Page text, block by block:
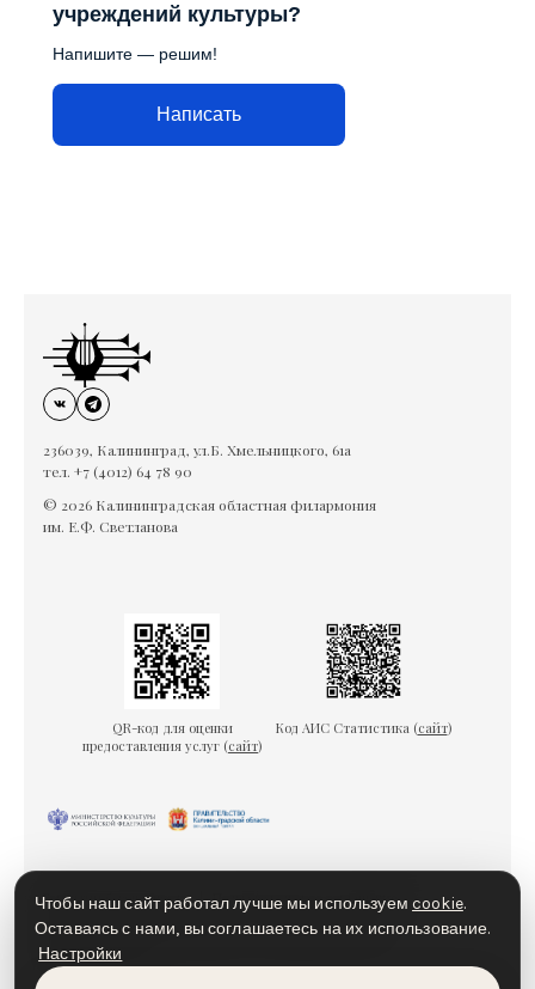
учреждений культуры?
Напишите — решим!
Написать
236039, Калининград, ул.Б. Хмельницкого, 61а
тел. +7 (4012) 64 78 90
© 2026 Калининградская областная филармония
им. Е.Ф. Светланова
QR-код для оценки
предоставления услуг (сайт)
Код АИС Статистика (сайт)
Гарантии безопасности
Пользовательское соглашение
Политика конфиденциальности
Политика cookies
Доступная среда
Чтобы наш сайт работал лучше мы используемcookie.
Оставаясь с нами, вы соглашаетесь на их использование.
Настройки